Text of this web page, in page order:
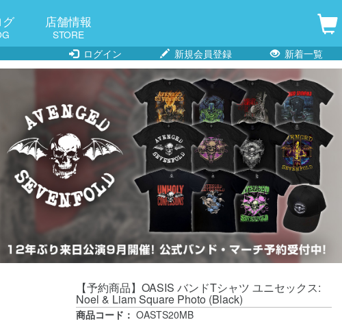
グ 店舗情報
STORE
ログイン
新規会員登録 新着一覧
【予約商品】OASIS バンドTシャツ ユニセックス:
Noel & Liam Square Photo (Black)
商品コード： OASTS20MB